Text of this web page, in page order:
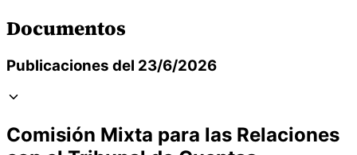
Documentos
Publicaciones del 23/6/2026
Comisión Mixta para las Relaciones